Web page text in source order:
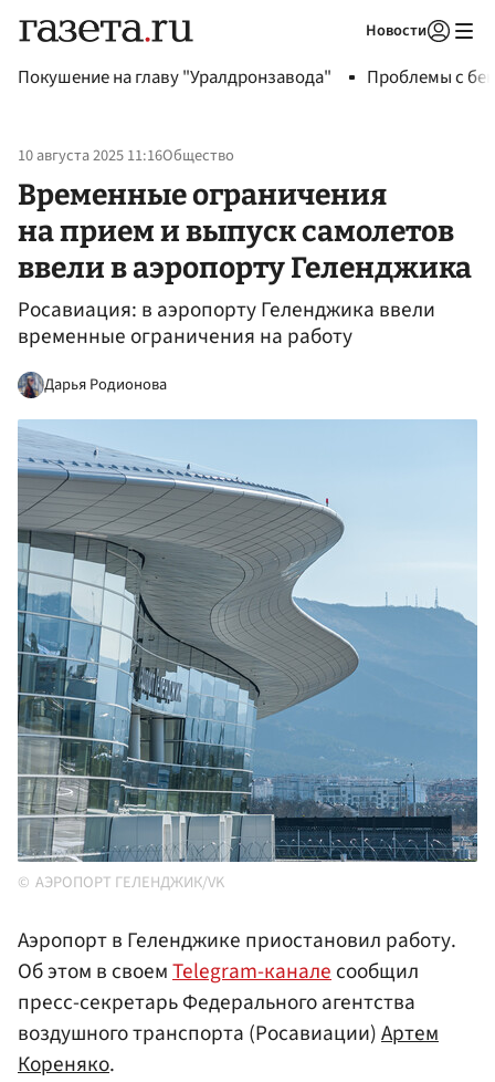
Новости
Покушение на главу "Уралдронзавода" Проблемы с
10 августа 2025 11:16Общество
Временные ограничения
на прием и выпуск самолетов
ввели в аэропорту Геленджика
Росавиация: в аэропорту Геленджика ввели
временные ограничения на работу
Дарья Родионова
АЭРОПОРТ ГЕЛЕНДЖИК/VK
Аэропорт в Геленджике приостановил работу.
Об этом в своемTelegram-каналесообщил
пресс-секретарь Федерального агентства
воздушного транспорта (Росавиации)Артем
Кореняко.